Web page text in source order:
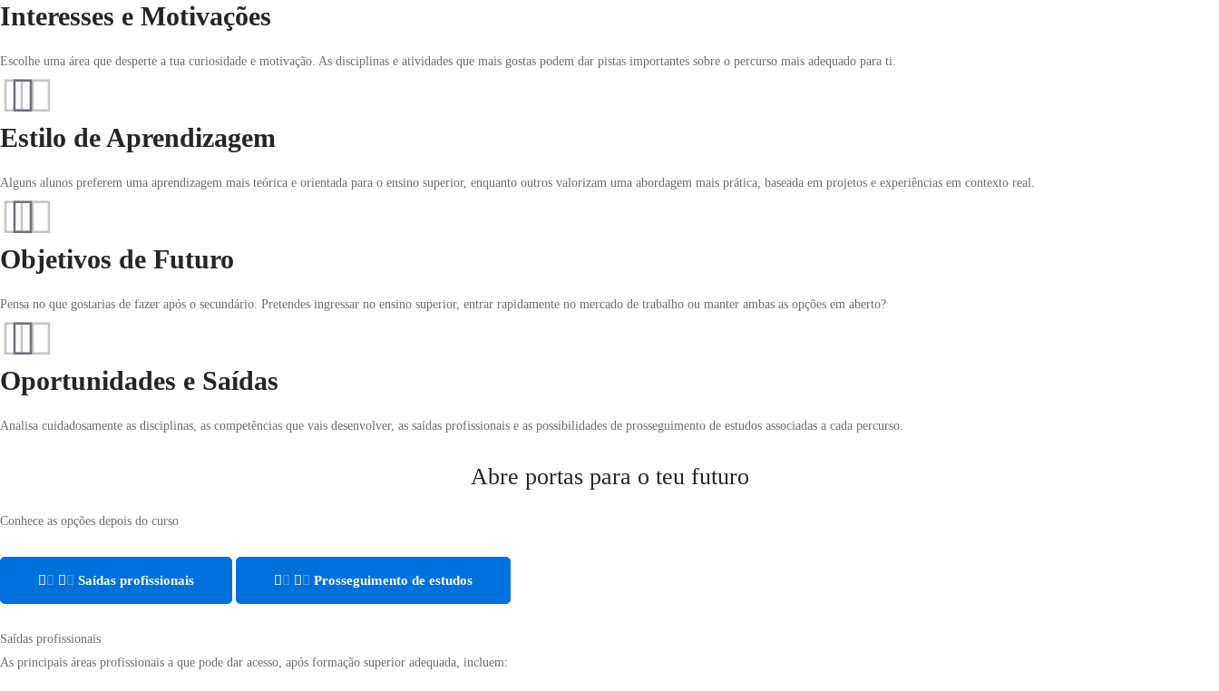
Interesses e Motivações
Escolhe uma área que desperte a tua curiosidade e motivação. As disciplinas e atividades que mais gostas podem dar pistas importantes sobre o percurso mais adequado para ti.
Estilo de Aprendizagem
Alguns alunos preferem uma aprendizagem mais teórica e orientada para o ensino superior, enquanto outros valorizam uma abordagem mais prática, baseada em projetos e experiências em contexto real.
Objetivos de Futuro
Pensa no que gostarias de fazer após o secundário. Pretendes ingressar no ensino superior, entrar rapidamente no mercado de trabalho ou manter ambas as opções em aberto?
Oportunidades e Saídas
Analisa cuidadosamente as disciplinas, as competências que vais desenvolver, as saídas profissionais e as possibilidades de prosseguimento de estudos associadas a cada percurso.
Abre portas para o teu futuro
Conhece as opções depois do curso
Saídas profissionais Prosseguimento de estudos
Saídas profissionais
As principais áreas profissionais a que pode dar acesso, após formação superior adequada, incluem: